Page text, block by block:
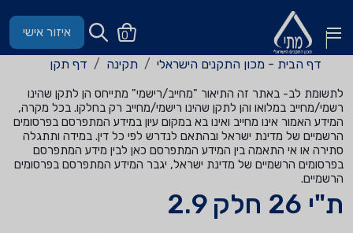
0 איזור אישי
דף הבית - מכון התקנים הישראלי תקינה דף תקן
לתשומת לב- באתר זה התיאור "מחייב/רישמי" מתייחס הן לתקן שהינו
רשמי/מחייב במלואו והן לתקן שהינו רישמי/מחייב רק בחלקו. בכל מקרה,
המידע האמור אינו מחייב ואינו בא במקום עיון במידע המתפרסם בפרסומים
הרשמיים של מדינת ישראל ובהתאם לנדרש לפי כל דין. במידה ותתגלה
סתירה או אי התאמה בין המידע המתפרסם כאן לבין מידע המתפרסם
בפרסומים הרשמיים של מדינת ישראל, יגבר המידע המתפרסם בפרסומים
הרשמיים.
ת"י 26 חלק 2.9